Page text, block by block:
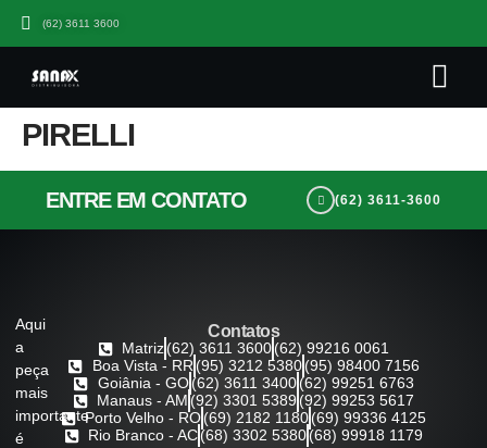
(62) 3611 3600
PIRELLI
ENTRE EM CONTATO (62) 3611-3600
Aqui
a
peça
mais
importante
é
Contatos
Matriz(62) 3611 3600(62) 99216 0061
Boa Vista - RR (95) 3212 5380 (95) 98400 7156
Goiânia - GO (62) 3611 3400 (62) 99251 6763
Manaus - AM (92) 3301 5389 (92) 99253 5617
Porto Velho - RO(69) 2182 1180(69) 99336 4125
Rio Branco - AC(68) 3302 5380(68) 99918 1179